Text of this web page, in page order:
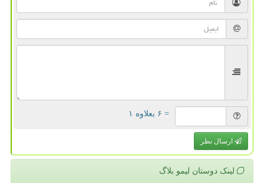
= ۶ بعلاوه ۱
ارسال نظر
لینک دوستان لیمو بلاگ